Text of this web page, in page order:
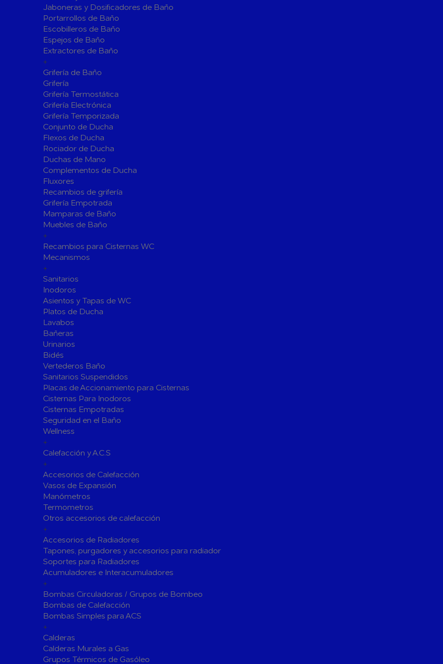
Sistemas de Energía Solar Fotovoltaica
Paneles
Accesorios
Fontanería
Accesorios para Instalación de Gas
Válvulas para Gas
Bombas
Bombas Sumergibles
Canalones Pluviales
Desagües
Válvulas de Desagüe
Accesorios para Desagüe
Fijaciones para Fontanería
Sumideros y Gran Evacuación
Tubos y Accesorios de Cobre y
Latón
Tuberías y Accesorios de
Polibutileno
Flexos/Conexiones Flexibles
Válvulas de Fontanería
Válvulas de Esfera
Válvulas de Retención
Válvulas de Contadores
Llaves de Paso
Accesorios de Valvulería
Herramientas y Vestuario
Adhesivos y Selladores
Siliconas
Herramientas y accesorios de Uso General
Hachas
Vestuario de Protección
Herramientas de Prensado
Soldadura y Sopletes
Herramientas de Lijado y Pulido
Baterias Para Herramientas Eléctricas
Bombas de Piscinas y SPA
Bombas de Piscinas
Jaboneras y Dosificadores de Baño
Portarrollos de Baño
Escobilleros de Baño
Espejos de Baño
Extractores de Baño
+
Grifería de Baño
Grifería
Grifería Termostática
Grifería Electrónica
Grifería Temporizada
Conjunto de Ducha
Flexos de Ducha
Rociador de Ducha
Duchas de Mano
Complementos de Ducha
Fluxores
Recambios de grifería
Grifería Empotrada
Mamparas de Baño
Muebles de Baño
+
Recambios para Cisternas WC
Mecanismos
+
Sanitarios
Inodoros
Asientos y Tapas de WC
Platos de Ducha
Lavabos
Bañeras
Urinarios
Bidés
Vertederos Baño
Sanitarios Suspendidos
Placas de Accionamiento para Cisternas
Cisternas Para Inodoros
Cisternas Empotradas
Seguridad en el Baño
Wellness
+
Calefacción y A.C.S
+
Accesorios de Calefacción
Vasos de Expansión
Manómetros
Termometros
Otros accesorios de calefacción
+
Accesorios de Radiadores
Tapones, purgadores y accesorios para radiador
Soportes para Radiadores
Acumuladores e Interacumuladores
+
Bombas Circuladoras / Grupos de Bombeo
Bombas de Calefacción
Bombas Simples para ACS
+
Calderas
Calderas Murales a Gas
Grupos Térmicos de Gasóleo